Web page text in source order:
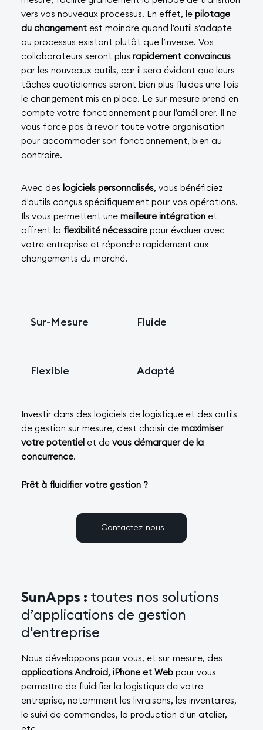
vers vos nouveaux processus. En effet, le pilotage
du changementest moindre quand l’outil s’adapte
au processus existant plutôt que l’inverse. Vos
collaborateurs seront plus rapidement convaincus
par les nouveaux outils, car il sera évident que leurs
tâches quotidiennes seront bien plus fluides une fois
le changement mis en place. Le sur-mesure prend en
compte votre fonctionnement pour l’améliorer. Il ne
vous force pas à revoir toute votre organisation
pour accommoder son fonctionnement, bien au
contraire.
Avec des logiciels personnalisés, vous bénéficiez
d'outils conçus spécifiquement pour vos opérations.
Ils vous permettent une meilleure intégrationet
offrent la flexibilité nécessaire pour évoluer avec
votre entreprise et répondre rapidement aux
changements du marché.
Sur-Mesure Fluide
Flexible Adapté
Investir dans des logiciels de logistique et des outils
de gestion sur mesure, c'est choisir de maximiser
votre potentielet de vous démarquer de la
concurrence.
Prêt à fluidifier votre gestion ?
Contactez-nous
SunApps : toutes nos solutions
d’applications de gestion
d'entreprise
Nous développons pour vous, et sur mesure, des
applications Android, iPhone et Webpour vous
permettre de fluidifier la logistique de votre
entreprise, notamment les livraisons, les inventaires,
le suivi de commandes, la production d'un atelier,